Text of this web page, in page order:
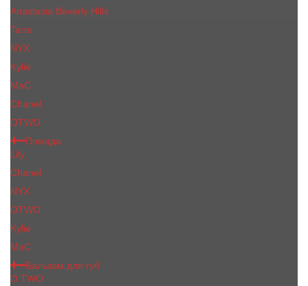
Anastasia Beverly Hills
Tarte
NYX
Kylie
MaC
Сhanеl
OTWO
Помада
Lily
Chanel
NYX
OTWO
Kylie
МаС
Бальзам для губ
O.TWO